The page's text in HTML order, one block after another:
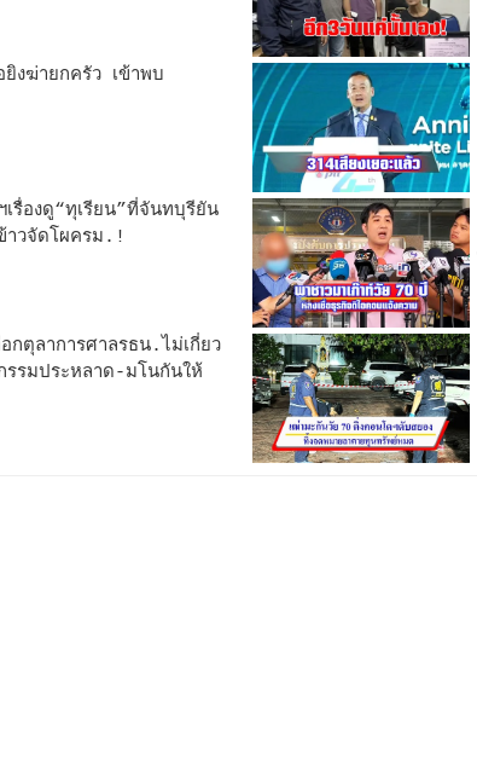
งฆ่ายกครัว เข้าพบ
รื่องดู“ทุเรียน”ที่จันทบุรียัน
าวจัดโผครม.!
กตุลาการศาลรธน.ไม่เกี่ยว
รรมประหลาด-มโนกันให้